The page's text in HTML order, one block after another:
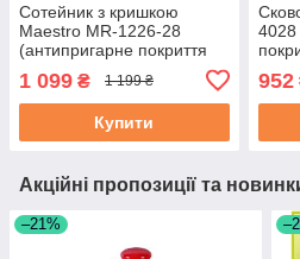
Сотейник з кришкою
Maestro MR-1226-28
(антипригарне покриття
сковорода Маестро,
Маестро
1 099 ₴ 1 199 ₴
Купити
4028
952
Акційні пропозиції та
–21%